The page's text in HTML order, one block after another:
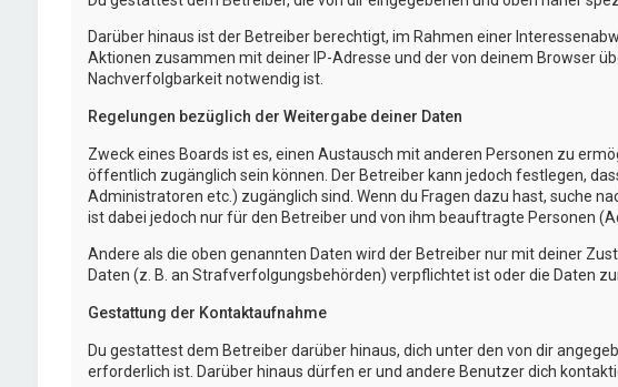
Darüber hinaus ist der Betreiber berechtigt, im Rahmen einer
Aktionen zusammen mit deiner IP-Adresse und der von deinem Browser
Nachverfolgbarkeit notwendig ist.
Regelungen bezüglich der Weitergabe deiner Daten
Zweck eines Boards ist es, einen Austausch mit anderen Personen zu
öffentlich zugänglich sein können. Der Betreiber kann jedoch festlegen,
Administratoren etc.) zugänglich sind. Wenn du Fragen dazu hast, suche
ist dabei jedoch nur für den Betreiber und von ihm beauftragte Personen
Andere als die oben genannten Daten wird der Betreiber nur mit deiner
Daten (z. B. an Strafverfolgungsbehörden) verpflichtet ist oder die Daten
Gestattung der Kontaktaufnahme
Du gestattest dem Betreiber darüber hinaus, dich unter den von dir
erforderlich ist. Darüber hinaus dürfen er und andere Benutzer dich